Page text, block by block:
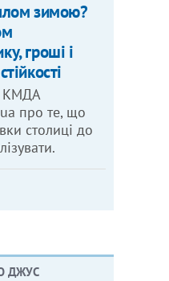
зимою?
гроші і
КМДА
про те, що
столиці до
ДЖУС